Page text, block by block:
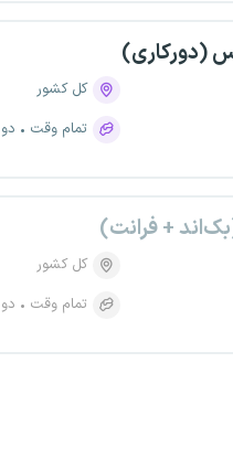
(دورکاری)
کل کشور
تمام وقت
+ فرانت)
کل کشور
تمام وقت